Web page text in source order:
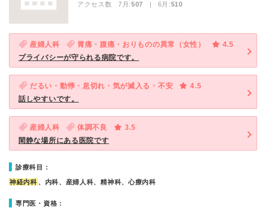
アクセス数 7月:507 | 6月:510
産婦人科 胃痛・腹痛・おりものの異常（女性）
4.5
プライバシーが守られる病院です。
だるい・動悸・息切れ・気が滅入る・不安
4.5
話しやすいです。
産婦人科 体調不良
3.5
閑静な場所にある医院です
診療科目：
神経内科 、内科、産婦人科、精神科、心療内科
専門医・資格：